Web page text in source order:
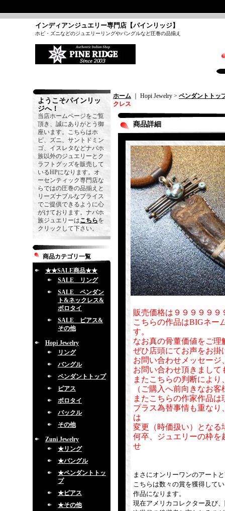
インディアンジュエリー専門店【パインリッジ】
ホピ・ズニなどのジュエリーリングやバングルなど圧巻の品揃え
ようこそパインリッ
ジへ！
当店ホームページをご覧
頂き、誠にありがとう御
座います。こちらはホ
ピ、ズニ、サントドミン
ゴ、イスレタなどナバホ
族以外のジュエリーとク
ラフトグッズを販売して
いるHPになります。オ
ーセンティック専門店な
らではの圧巻の品揃えと
リーズナブルなプライス
でご提供できるように心
がけております。ナバホ
族ジュエリーはこちらを
クリックして下さい。
商品カテゴリ一覧
★★SALE商品★★
SALE リング
SALE ペンダン
ト&ネックレス&
ボロタイ
SALE ピアス&
その他
Hopi Jewelry
リング
バングル
ペンダントトップ
ピアス
ボロタイ
バックル
その他
Zuni Jewelry
★リング
★バングル
★ペンダントトッ
プ
★ピアス
★その他
ホーム ｜ Hopi Jewelry > ペンダントトッ
クレス
商品詳細
販売価格は９９９９９
こちらの作品はBIGネー
す。
なお真の骨董価値をご
ぜひ店頭にてお声をお掛
お問い合わせメッセー
お問い合わせ頂きまし
またこちらの判断によ
（ご購入へ前向きなお
またこちらの作家作品
プラス為替事情も重な
は
変更（時価扱い）となる
何卒、ジュエリーの枠を
せ
まさにオンリーワンのアート
こちらは数々の賞を獲得して
作品になります。
現在アメリカコレクター及び